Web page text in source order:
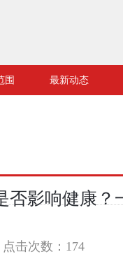
围 最新动态
否影响健康？
击次数：174